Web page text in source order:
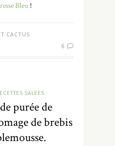
Bleu !
CACTUS
6
SALEES
purée de
de brebis